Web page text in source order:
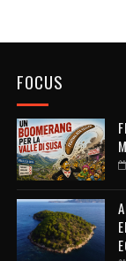
FOCUS